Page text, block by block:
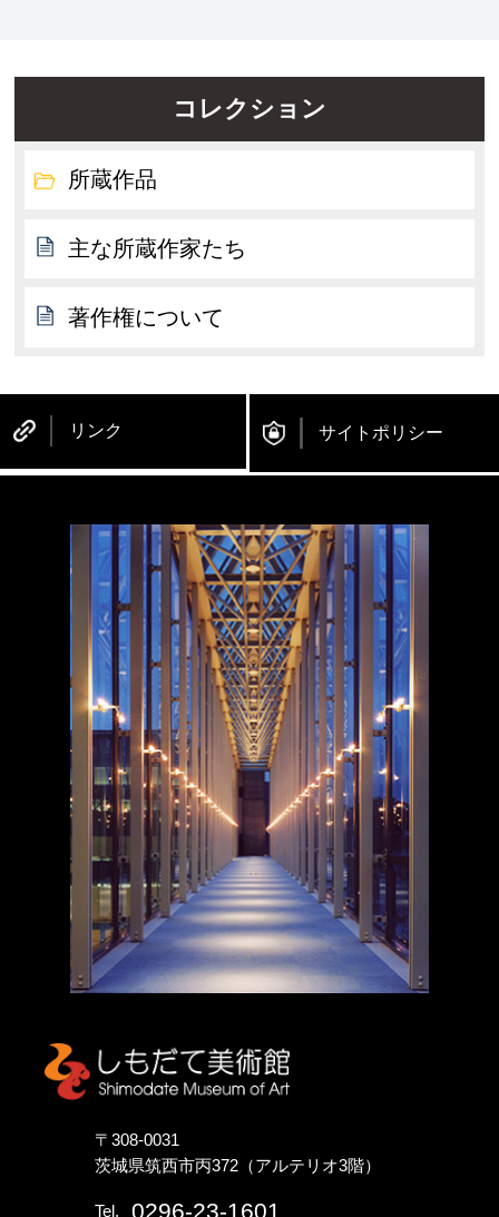
コレクション
所蔵作品
主な所蔵作家たち
著作権について
リンク サイトポリシー
しもだて美術館
〒308-0031
茨城県筑西市丙372（アルテリオ3階）
Tel. 0296-23-1601